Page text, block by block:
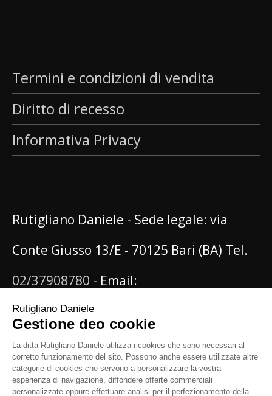
Termini e condizioni di vendita
Diritto di recesso
Informativa Privacy
Rutigliano Daniele - Sede legale: via
Conte Giusso 13/E - 70125 Bari (BA) Tel.
02/37908780 - Email:
info@danielerutigliano.it
IT08096620722 - PEC:
rutiglianodaniele@pec.itN. iscrizione al